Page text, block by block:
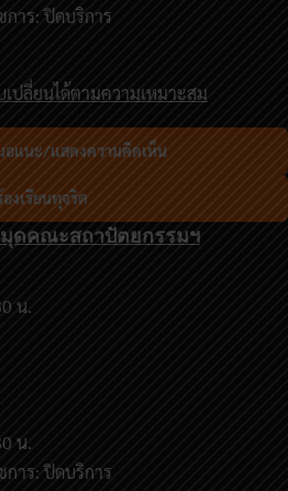
การ: ปิดบริการ
เปลี่ยนได้ตามความเหมาะสม
อแนะ/แสดงความคิดเห็น
องเรียนทุจริต
มุดคณะสถาปัตยกรรมฯ
น.
น.
การ: ปิดบริการ